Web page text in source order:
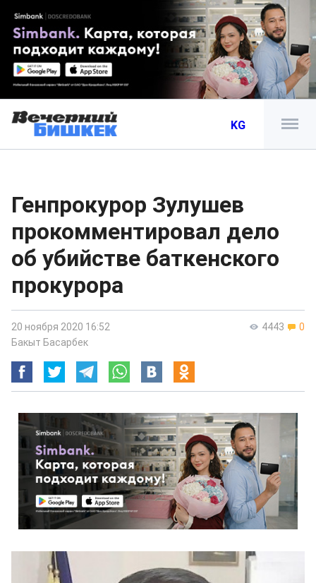
KG
Генпрокурор Зулушев
прокомментировал дело
об убийстве баткенского
прокурора
4443 0
20 ноября 2020 16:52
Бакыт Басарбек